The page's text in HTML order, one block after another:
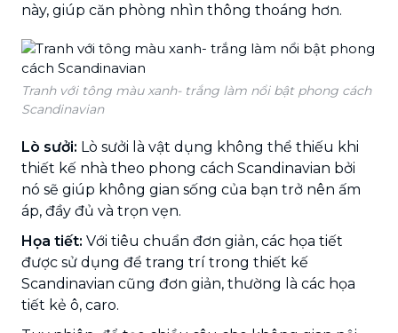
này, giúp căn phòng nhìn thông thoáng hơn.
Tranh với tông màu xanh- trắng làm nổi bật phong cách
Scandinavian
Lò sưởi: Lò sưởi là vật dụng không thể thiếu khi
thiết kế nhà theo phong cách Scandinavian bởi
nó sẽ giúp không gian sống của bạn trở nên ấm
áp, đầy đủ và trọn vẹn.
Họa tiết: Với tiêu chuẩn đơn giản, các họa tiết
được sử dụng để trang trí trong thiết kế
Scandinavian cũng đơn giản, thường là các họa
tiết kẻ ô, caro.